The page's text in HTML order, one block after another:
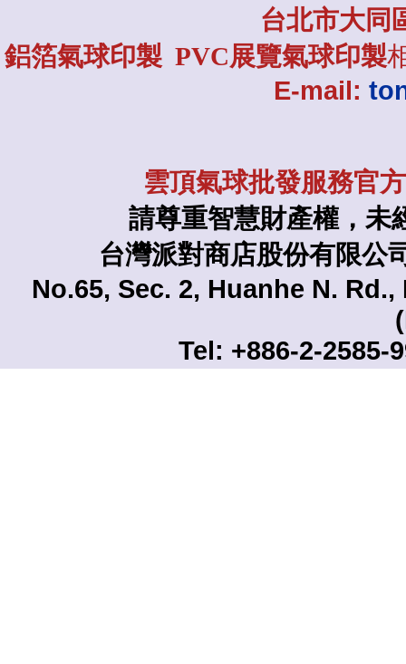
台北市大同
鋁箔氣球印製 PVC展覽氣球印製
E-mail:
雲頂氣球批發服務官
請尊重智慧財產權，未
台灣派對商店股份有限公
No.65, Sec. 2, Huanhe N.
Tel: +886-2-2585-